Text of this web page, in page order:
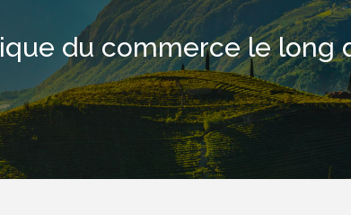
du commerce le long